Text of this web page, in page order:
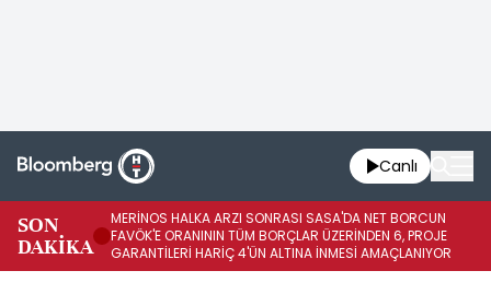
Canlı
SON
DAKİKA
MERİNOS HALKA ARZI SONRASI SASA'DA NET BORCUN
FAVÖK'E ORANININ TÜM BORÇLAR ÜZERİNDEN 6, PROJE
GARANTİLERİ HARİÇ 4'ÜN ALTINA İNMESİ AMAÇLANIYOR